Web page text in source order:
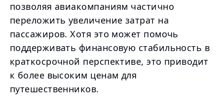
позволяя авиакомпаниям частично
переложить увеличение затрат на
пассажиров. Хотя это может помочь
поддерживать финансовую стабильность в
краткосрочной перспективе, это приводит
к более высоким ценам для
путешественников.